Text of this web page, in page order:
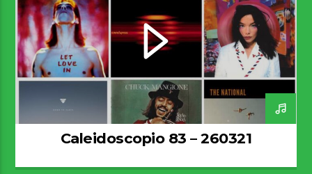
Caleidoscopio 83 – 260321